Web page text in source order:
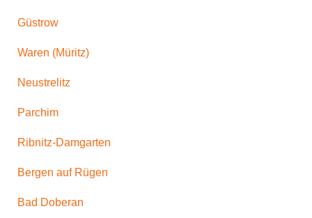
Güstrow
Waren (Müritz)
Neustrelitz
Parchim
Ribnitz-Damgarten
Bergen auf Rügen
Bad Doberan